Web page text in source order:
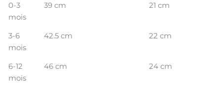
0-3
mois
39 cm 21 cm
3-6
mois
42.5 cm 22 cm
6-12
mois
46 cm 24 cm